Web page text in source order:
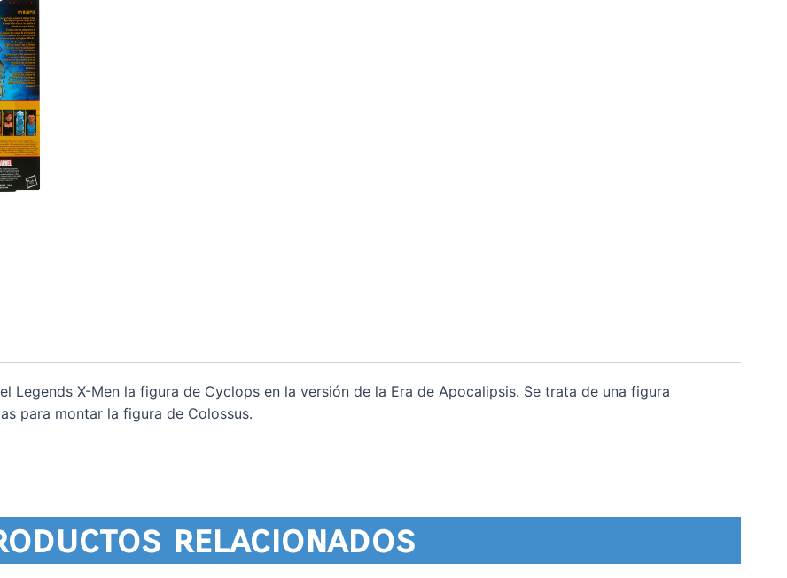
Legends X-Men la figura de Cyclops en la versión de la Era de Apocalipsis. Se trata de una figura
para montar la figura de Colossus.
relacionados